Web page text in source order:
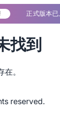
正式版本已
找到
。
reserved.